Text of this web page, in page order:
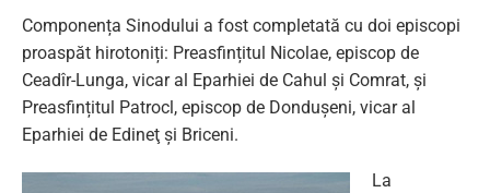
Componența Sinodului a fost completată cu doi episcopi
proaspăt hirotoniți: Preasfințitul Nicolae, episcop de
Ceadîr-Lunga, vicar al Eparhiei de Cahul şi Comrat, şi
Preasfințitul Patrocl, episcop de Dondușeni, vicar al
Eparhiei de Edineţ şi Briceni.
La